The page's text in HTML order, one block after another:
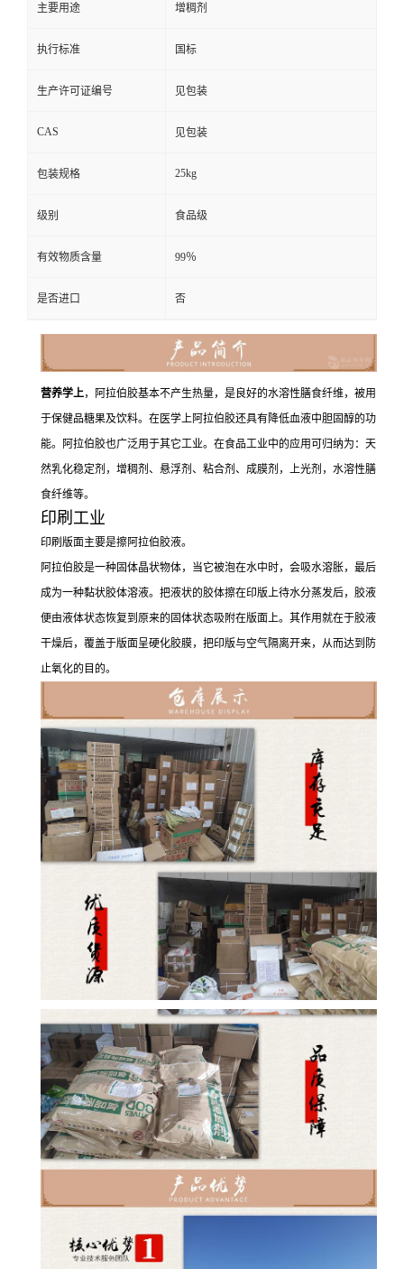
主要用途 增稠剂
执行标准 国标
生产许可证编号 见包装
CAS 见包装
包装规格 25kg
级别 食品级
有效物质含量 99％
是否进口 否
营养学上，阿拉伯胶基本不产生热量，是良好的水溶性膳食纤维，被用
于保健品糖果及饮料。在医学上阿拉伯胶还具有降低血液中胆固醇的功
能。阿拉伯胶也广泛用于其它工业。在食品工业中的应用可归纳为：天
然乳化稳定剂，增稠剂、悬浮剂、粘合剂、成膜剂，上光剂，水溶性膳
食纤维等。
印刷工业
印刷版面主要是擦阿拉伯胶液。
阿拉伯胶是一种固体晶状物体，当它被泡在水中时，会吸水溶胀，最后
成为一种黏状胶体溶液。把液状的胶体擦在印版上待水分蒸发后，胶液
便由液体状态恢复到原来的固体状态吸附在版面上。其作用就在于胶液
干燥后，覆盖于版面呈硬化胶膜，把印版与空气隔离开来，从而达到防
止氧化的目的。